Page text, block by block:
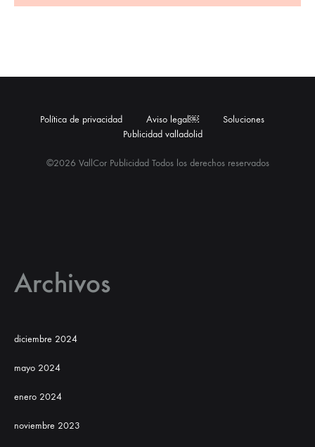
©2026 VallCor Publicidad Todos los derechos reservados
Política de privacidad Aviso legal￼
Soluciones
Publicidad valladolid
Archivos
diciembre 2024
mayo 2024
enero 2024
noviembre 2023